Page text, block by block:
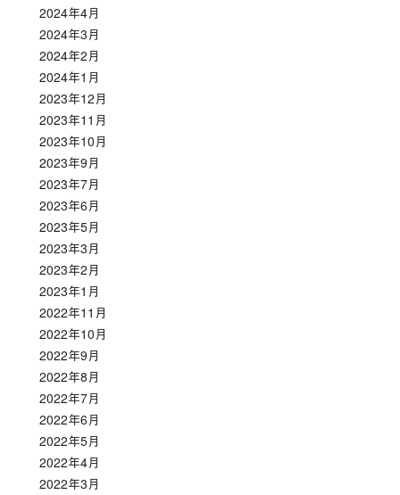
2024年4月
2024年3月
2024年2月
2024年1月
2023年12月
2023年11月
2023年10月
2023年9月
2023年7月
2023年6月
2023年5月
2023年3月
2023年2月
2023年1月
2022年11月
2022年10月
2022年9月
2022年8月
2022年7月
2022年6月
2022年5月
2022年4月
2022年3月